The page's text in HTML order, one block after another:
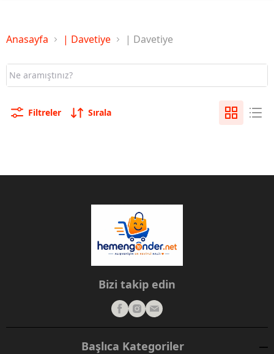
Anasayfa | Davetiye | Davetiye
Filtreler Sırala
Bizi takip edin
Başlıca Kategoriler